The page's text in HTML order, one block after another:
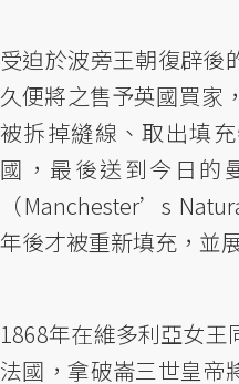
受迫於波旁王朝復辟後
久便將之售予英國買家
被拆掉縫線、取出填
國，最後送到今日的
（Manchester’s
年後才被重新填充，並
1868年在維多利亞女
法國，拿破崙三世皇帝